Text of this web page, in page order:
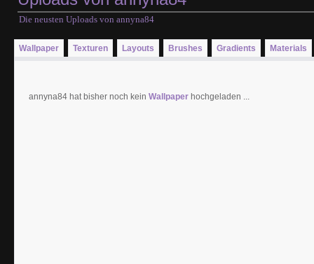
Die neusten Uploads von annyna84
Wallpaper Texturen Layouts Brushes Gradients Materials
annyna84 hat bisher noch kein Wallpaper hochgeladen ...